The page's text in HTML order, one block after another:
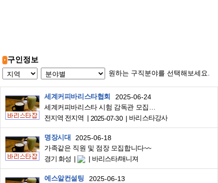
구인정보
원하는 구직분야를 선택해보세요.
세계커피바리스타협회
2025-06-24
전지역 전지역
2025-07-30 바리스타강사
명장시대
2025-06-18
가족같은 직원 및 점장 모집합니다~~
경기 화성
바리스타/매니져
에스알컨설팅
2025-06-13